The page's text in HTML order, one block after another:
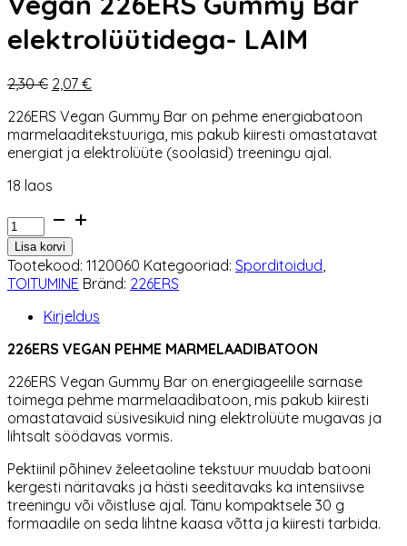
elektrolüütidega- LAIM
2,30€ Algne
oli:
2,30 €.
2,07 €Praegune
on:
2,07 €.
226ERS Vegan Gummy Bar on pehme energiabatoon
marmelaaditekstuuriga, mis pakub kiiresti omastatavat
energiat ja elektrolüüte (soolasid) treeningu ajal.
18 laos
Vegan
226ERS
Gummy
Bar
elektrolüütidega-
kogus
Lisa korvi
Tootekood: 1120060 Kategooriad: Sporditoidud,
TOITUMINE Bränd: 226ERS
Kirjeldus
226ERS VEGAN PEHME MARMELAADIBATOON
226ERS Vegan Gummy Bar on energiageelile sarnase
toimega pehme marmelaadibatoon, mis pakub kiiresti
omastatavaid süsivesikuid ning elektrolüüte mugavas ja
lihtsalt söödavas vormis.
Pektiinil põhinev želeetaoline tekstuur muudab batooni
kergesti näritavaks ja hästi seeditavaks ka intensiivse
treeningu või võistluse ajal. Tänu kompaktsele 30 g
formaadile on seda lihtne kaasa võtta ja kiiresti tarbida.